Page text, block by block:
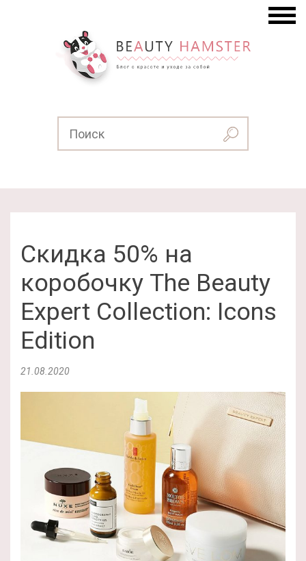
Скидка 50% на
коробочку The Beauty
Expert Collection: Icons
Edition
21.08.2020